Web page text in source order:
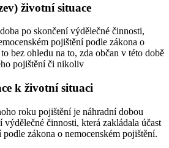
životní situace
po skončení výdělečné činnosti,
pojištění podle zákona o
bez ohledu na to, zda občan v této době
pojištění či nikoliv
k životní situaci
roku pojištění je náhradní dobou
činnosti, která zakládala účast
zákona o nemocenském pojištění.